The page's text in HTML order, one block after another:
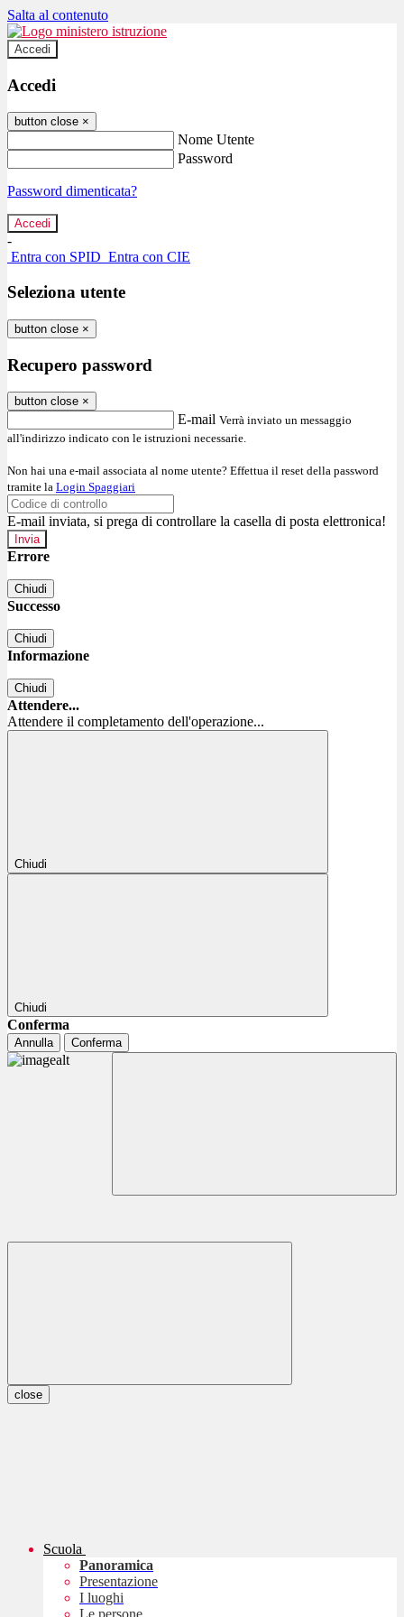
Salta al contenuto
Accedi
Accedi
button close ×
Nome Utente
Password
Password dimenticata?
-
Entra con SPID Entra con CIE
Seleziona utente
button close ×
Recupero password
button close ×
E-mail Verrà inviato un messaggio
all'indirizzo indicato con le istruzioni necessarie.
Non hai una e-mail associata al nome utente? Effettua il reset della password
tramite la Login Spaggiari
E-mail inviata, si prega di controllare la casella di posta elettronica!
Errore
Chiudi
Successo
Chiudi
Informazione
Chiudi
Attendere...
Attendere il completamento dell'operazione...
Chiudi
Chiudi
Conferma
Annulla Conferma
close
Scuola
Panoramica
Presentazione
I luoghi